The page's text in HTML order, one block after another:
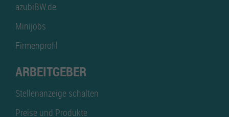
azubiBW.de
Minijobs
Firmenprofil
ARBEITGEBER
Stellenanzeige schalten
Preise und Produkte